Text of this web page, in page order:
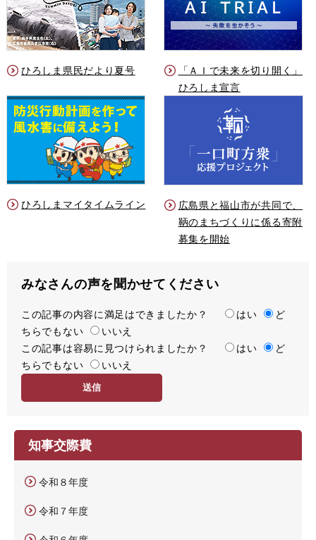
ひろしま県民だより夏号
「ＡＩで未来を切り開く」
ひろしま宣言
ひろしまマイタイムライン
広島県と福山市が共同で、
鞆のまちづくりに係る寄附
募集を開始
みなさんの声を聞かせてください
満
足
度
この記事の内容に満足はできましたか？ はい
ど
ちらでもない
いいえ
容
易
この記事は容易に見つけられましたか？ はい
ど
ちらでもない
いいえ
知事交際費
令和８年度
令和７年度